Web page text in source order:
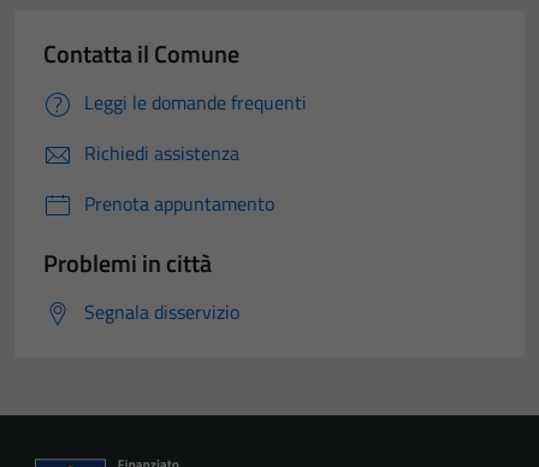
Contatta il Comune
Leggi le domande frequenti
Richiedi assistenza
Prenota appuntamento
Problemi in città
Segnala disservizio